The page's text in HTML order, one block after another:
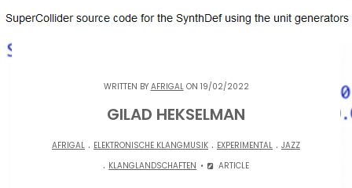
WRITTEN BY AFRIGALON 19/02/2022
GILAD HEKSELMAN
AFRIGAL . ELEKTRONISCHE KLANGMUSIK . EXPERIMENTAL . JAZZ
. KLANGLANDSCHAFTEN ARTICLE